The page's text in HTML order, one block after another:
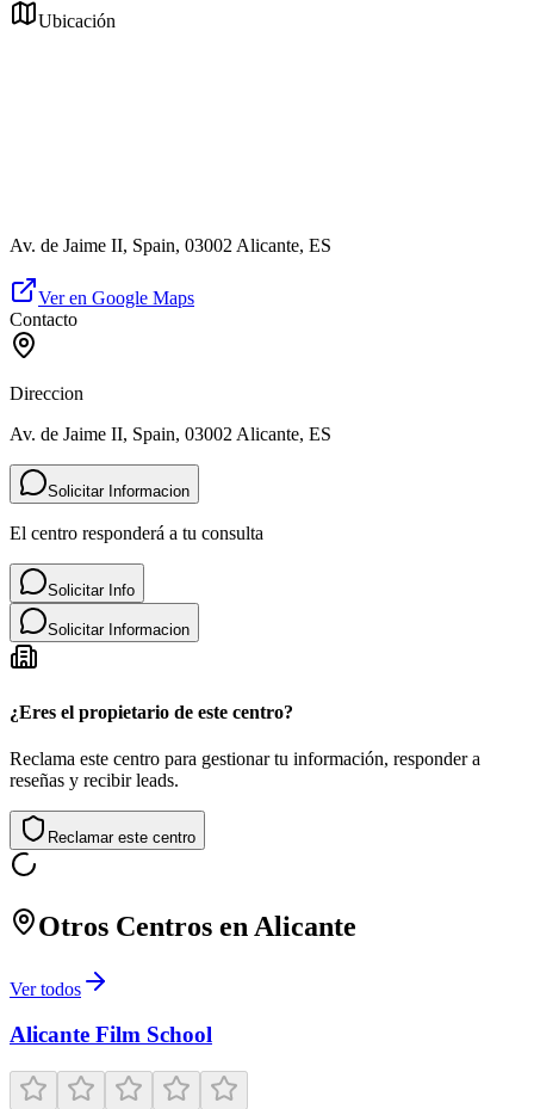
Ubicación
Av. de Jaime II, Spain, 03002 Alicante, ES
Ver en Google Maps
Contacto
Direccion
Av. de Jaime II, Spain, 03002 Alicante, ES
Solicitar Informacion
El centro responderá a tu consulta
Solicitar Info
Solicitar Informacion
¿Eres el propietario de este centro?
Reclama este centro para gestionar tu información, responder a
reseñas y recibir leads.
Reclamar este centro
Otros Centros en Alicante
Ver todos
Alicante Film School